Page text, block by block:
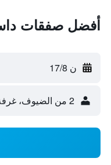
أفضل صفقات
ن 17/8
2 من الضيوف، غرفة واحدة